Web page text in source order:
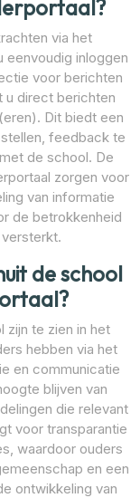
via het
eenvoudig inloggen
voor berichten
u direct berichten
Dit biedt een
feedback te
de school. De
zorgen voor
van informatie
de betrokkenheid
de school
zijn te zien in het
hebben via het
en communicatie
blijven van
die relevant
voor transparantie
waardoor ouders
en een
ontwikkeling van